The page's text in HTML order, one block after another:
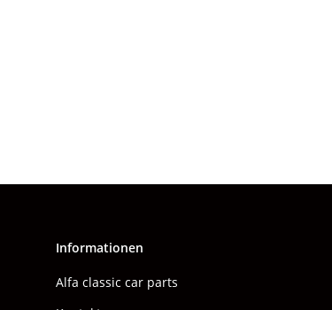
Informationen
Alfa classic car parts